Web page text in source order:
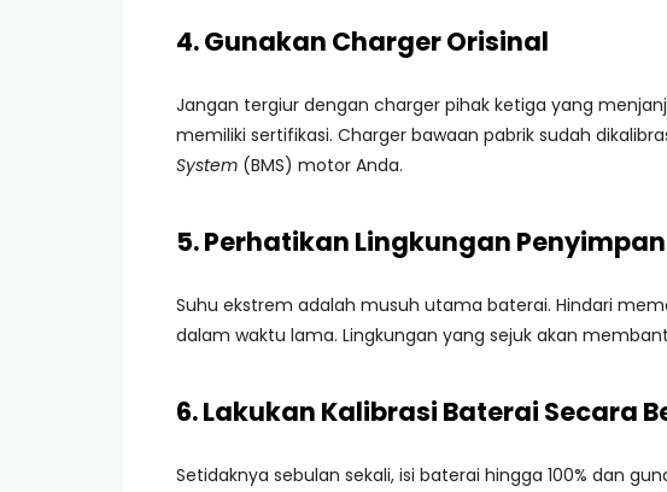
4. Gunakan Charger Orisinal
Jangan tergiur dengan charger pihak ketiga yang
memiliki sertifikasi. Charger bawaan pabrik sudah
System(BMS) motor Anda.
5. Perhatikan Lingkungan
Suhu ekstrem adalah musuh utama baterai. Hindari
dalam waktu lama. Lingkungan yang sejuk akan
6. Lakukan Kalibrasi Baterai Secara
Setidaknya sebulan sekali, isi baterai hingga 100% dan